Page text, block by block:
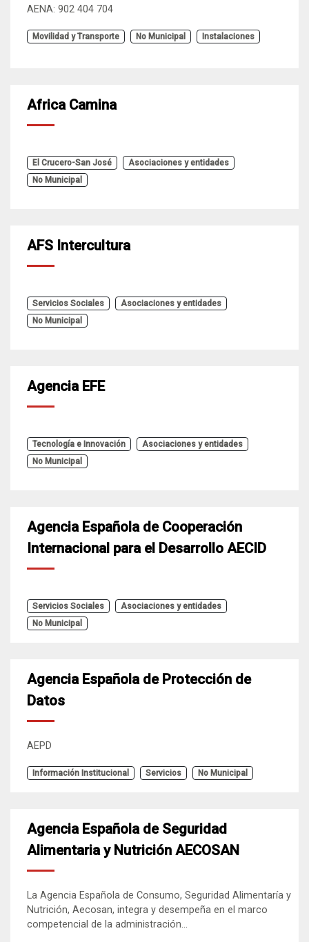
AENA: 902 404 704
Movilidad y Transporte No Municipal Instalaciones
Africa Camina
El Crucero-San José
Asociaciones y entidades
No Municipal
AFS Intercultura
Servicios Sociales
Asociaciones y entidades
No Municipal
Agencia EFE
Tecnología e Innovación
Asociaciones y entidades
No Municipal
Agencia Española de Cooperación
Internacional para el Desarrollo AECID
Servicios Sociales
Asociaciones y entidades
No Municipal
Agencia Española de Protección de
Datos
AEPD
Información Institucional Servicios No Municipal
Agencia Española de Seguridad
Alimentaria y Nutrición AECOSAN
La Agencia Española de Consumo, Seguridad Alimentaría y
Nutrición, Aecosan, integra y desempeña en el marco
competencial de la administración...